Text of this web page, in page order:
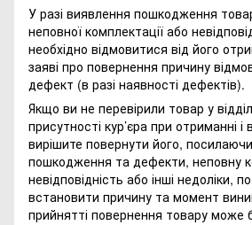
У разі виявлення пошкодження
неповної комплектації або
необхідно відмовитися від його
заяві про повернення причину
дефект (в разі наявності дефектів).
Якщо ви не перевірили товар у
присутності кур’єра при отриманні
вирішите повернути його,
пошкодження та дефекти, неповну
невідповідність або інші недоліки,
встановити причину та момент
прийнятті повернення товару може